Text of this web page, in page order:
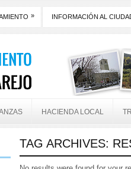
» INFORMACIÓN AL
HACIENDA LOCAL
TAG ARCHIVES: